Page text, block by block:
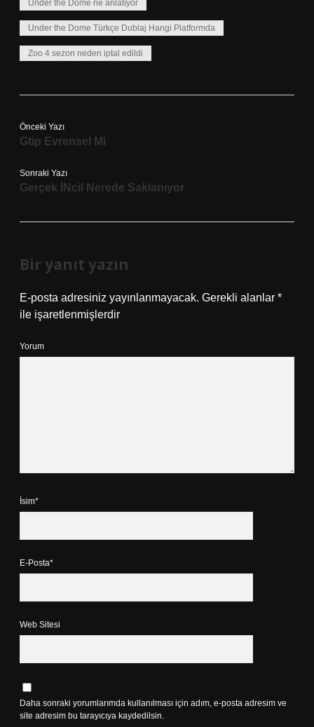
Under the Dome ne anlatıyor
Under the Dome Türkçe Dublaj Hangi Platformda
Zoo 4 sezon neden iptal edildi
Önceki Yazı
Gtip Evrensel Mi
Sonraki Yazı
Gerçek İNcil Nerede Saklanıyor
Bir yanıt yazın
E-posta adresiniz yayınlanmayacak. Gerekli alanlar *
ile işaretlenmişlerdir
Yorum
İsim*
E-Posta*
Web Sitesi
Daha sonraki yorumlarımda kullanılması için adım, e-posta adresim ve
site adresim bu tarayıcıya kaydedilsin.